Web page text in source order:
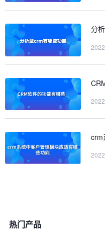
分
crm
热门产品